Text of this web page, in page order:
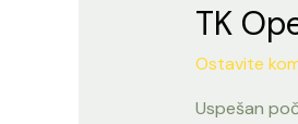
TK
Ostavite
Uspešan